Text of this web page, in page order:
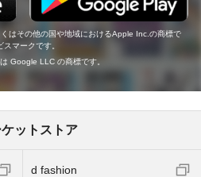
はその他の国や地域におけるApple Inc.の商標で
マークです。
Google LLC の商標です。
ットストア
d fashion